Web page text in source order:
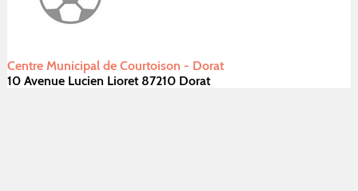
Centre Municipal de Courtoison - Dorat
10 Avenue Lucien Lioret 87210 Dorat